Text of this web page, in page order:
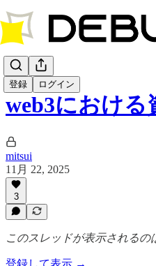
登録 ログイン
web3におけ
mitsui
11月 22, 2025
3
このスレッドが表示されるの
登録して表示 →